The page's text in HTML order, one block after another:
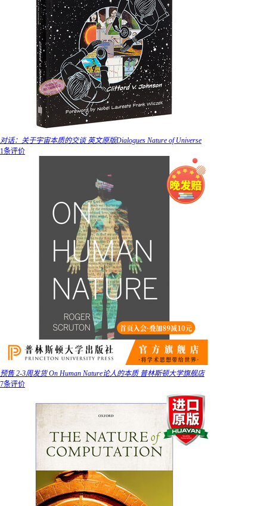
对话：关于宇宙本质的交谈 英文原版Dialogues Nature of Universe
1条评价
预售 2-3周发货 On Human Nature论人的本质 普林斯顿大学旗舰店
7条评价